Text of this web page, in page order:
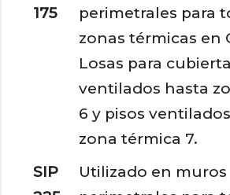
175
perimetrales para
zonas térmicas en
Losas para
ventilados hasta
6 y pisos
zona térmica 7.
SIP
Utilizado en muros